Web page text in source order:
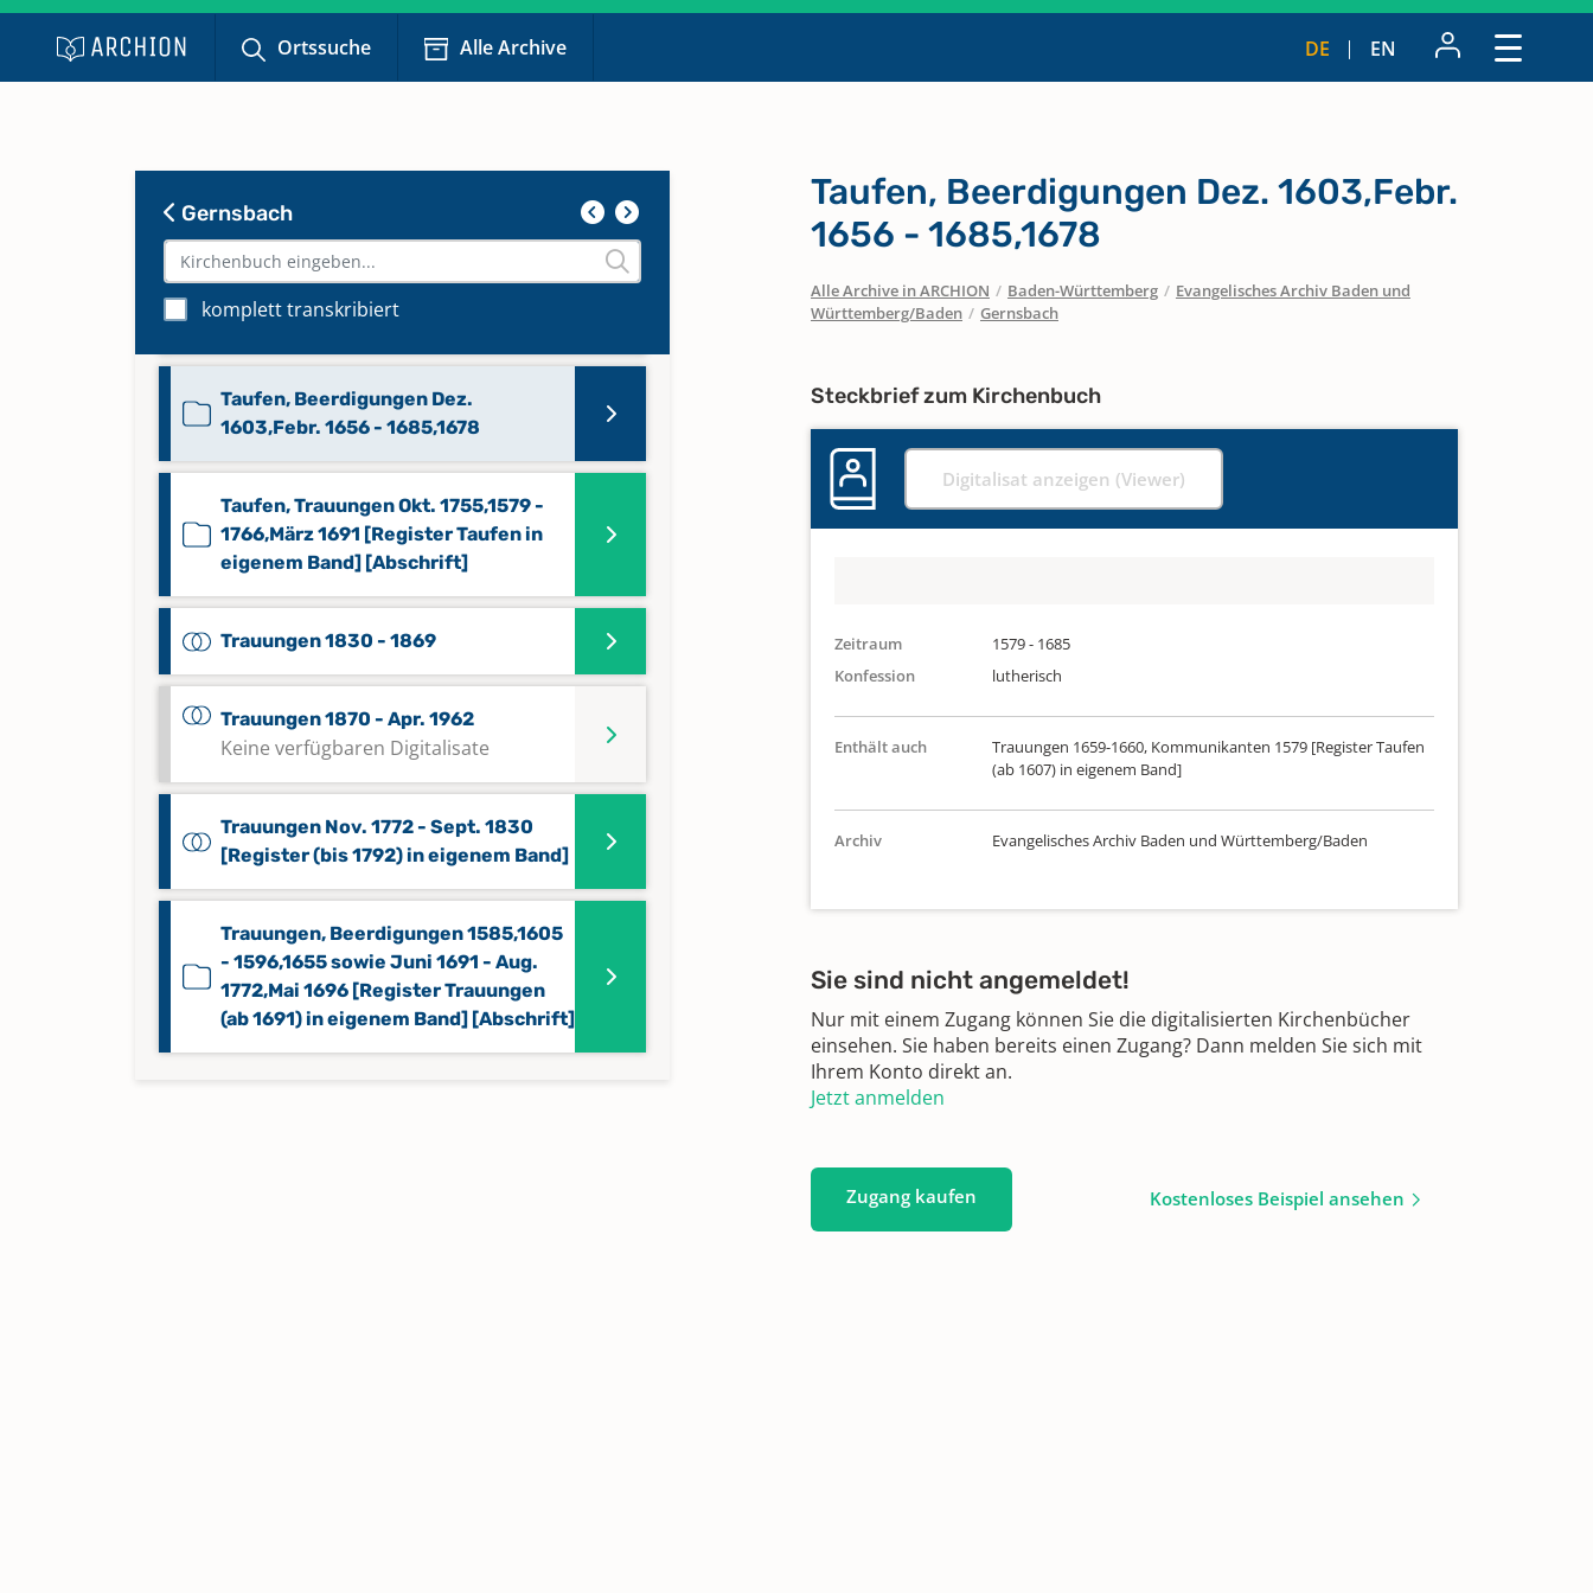
Ortssuche Alle Archive DE EN
Gernsbach
komplett transkribiert
Taufen Nov. 1607 - 1629 [Register in
Taufen Sept. 1732 - Sept. 1755
[Abschrift]
Taufen, Beerdigungen Dez.
1603,Febr. 1656 - 1685,1678
Taufen, Trauungen Okt. 1755,1579 -
1766,März 1691 [Register Taufen in
eigenem Band] [Abschrift]
Trauungen 1830 - 1869
Trauungen 1870 - Apr. 1962
Keine verfügbaren Digitalisate
Trauungen Nov. 1772 - Sept. 1830
[Register (bis 1792) in eigenem Band]
Trauungen, Beerdigungen 1585,1605
- 1596,1655 sowie Juni 1691 - Aug.
1772,Mai 1696 [Register Trauungen
(ab 1691) in eigenem Band] [Abschrift]
Taufen, Beerdigungen Dez. 1603,Febr.
1656 - 1685,1678
Alle Archive in ARCHION / Baden-Württemberg / Evangelisches Archiv Baden und
Württemberg/Baden / Gernsbach
Steckbrief zum Kirchenbuch
Digitalisat anzeigen (Viewer)
Zeitraum
1579 - 1685
Konfession
lutherisch
Enthält auch
Trauungen 1659-1660, Kommunikanten 1579 [Register Taufen
(ab 1607) in eigenem Band]
Archiv Evangelisches Archiv Baden und Württemberg/Baden
Sie sind nicht angemeldet!
Nur mit einem Zugang können Sie die digitalisierten Kirchenbücher
einsehen. Sie haben bereits einen Zugang? Dann melden Sie sich mit
Ihrem Konto direkt an.
Jetzt anmelden
Zugang kaufen Kostenloses Beispiel ansehen